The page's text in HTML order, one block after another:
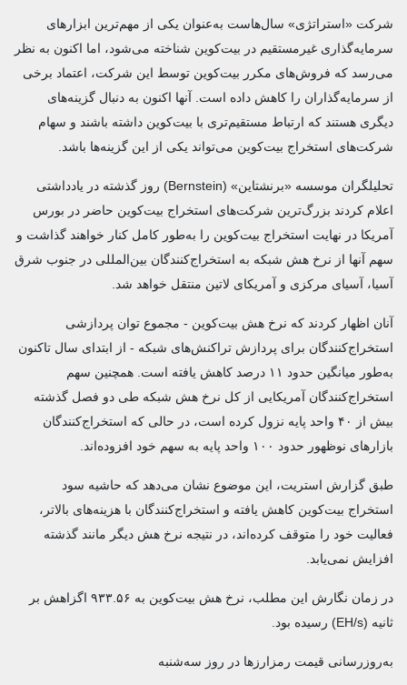
شرکت «استراتژی» سال‌هاست به‌عنوان یکی از مهم‌ترین ابزارهای
سرمایه‌گذاری غیرمستقیم در بیت‌کوین شناخته می‌شود، اما اکنون به نظر
می‌رسد که فروش‌های مکرر بیت‌کوین توسط این شرکت، اعتماد برخی
از سرمایه‌گذاران را کاهش داده است. آنها اکنون به دنبال گزینه‌های
دیگری هستند که ارتباط مستقیم‌تری با بیت‌کوین داشته باشند و سهام
شرکت‌های استخراج بیت‌کوین می‌تواند یکی از این گزینه‌ها باشد.
تحلیلگران موسسه «برنشتاین» (Bernstein) روز گذشته در یادداشتی
اعلام کردند بزرگ‌ترین شرکت‌های استخراج بیت‌کوین حاضر در بورس
آمریکا در نهایت استخراج بیت‌کوین را به‌طور کامل کنار خواهند گذاشت و
سهم آنها از نرخ هش شبکه به استخراج‌کنندگان بین‌المللی در جنوب شرق
آسیا، آسیای مرکزی و آمریکای لاتین منتقل خواهد شد.
آنان اظهار کردند که نرخ هش بیت‌کوین - مجموع توان پردازشی
استخراج‌کنندگان برای پردازش تراکنش‌های شبکه - از ابتدای سال تاکنون
به‌طور میانگین حدود ۱۱ درصد کاهش یافته است. همچنین سهم
استخراج‌کنندگان آمریکایی از کل نرخ هش شبکه طی دو فصل گذشته
بیش از ۴۰ واحد پایه نزول کرده است، در حالی که استخراج‌کنندگان
بازارهای نوظهور حدود ۱۰۰ واحد پایه به سهم خود افزوده‌اند.
طبق گزارش استریت، این موضوع نشان می‌دهد که حاشیه سود
استخراج بیت‌کوین کاهش یافته و استخراج‌کنندگان با هزینه‌های بالاتر،
فعالیت خود را متوقف کرده‌اند، در نتیجه نرخ هش دیگر مانند گذشته
افزایش نمی‌یابد.
در زمان نگارش این مطلب، نرخ هش بیت‌کوین به ۹۳۳.۵۶ اگزاهش بر
ثانیه (EH/s) رسیده بود.
به‌روزرسانی قیمت رمزارزها در روز سه‌شنبه